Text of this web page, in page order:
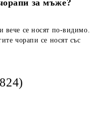
за мъже?
вече се носят по-видимо.
чорапи се носят със